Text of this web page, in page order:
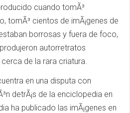
cuando tomÃ³
tomÃ³ cientos de imÃ¡genes de
borrosas y fuera de foco,
autorretratos
de la rara criatura.
en una disputa con
detrÃ¡s de la enciclopedia en
ha publicado las imÃ¡genes en